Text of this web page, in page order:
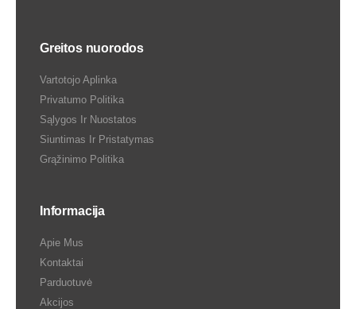
Greitos nuorodos
Vartotojo Aplinka
Privatumo Politika
Sąlygos Ir Nuostatos
Siuntimas Ir Pristatymas
Grąžinimo Politika
Informacija
Apie Mus
Kontaktai
Parduotuvė
Akcijos